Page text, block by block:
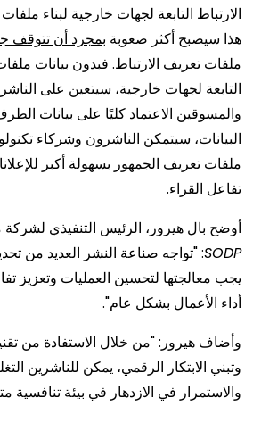
الارتباط التابعة لجهات خارجية لبناء
هذا سيصبح أكثر صعوبة بمجرد أن تتوقف
ملفات تعريف الارتباط. فبدون بيانات
التابعة لجهات خارجية، سيتعين على
والمسوقين الاعتماد كليًا على بيانات
البيانات، سيتمكن الناشرون وشركاء
ملفات تعريف الجمهور بسهولة أكبر
تفاعل القراء.
أوضح بال هيرور، الرئيس التنفيذي
SODP: "تواجه صناعة النشر العديد من
يجب معالجتها لتحسين العمليات وتعزيز
أداء الأعمال بشكل عام".
وأضاف هيرور: "من خلال الاستفادة من
وتبني الابتكار الرقمي، يمكن للناشرين
والاستمرار في الازدهار في بيئة تنافسية